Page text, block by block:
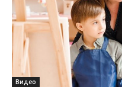
Видео